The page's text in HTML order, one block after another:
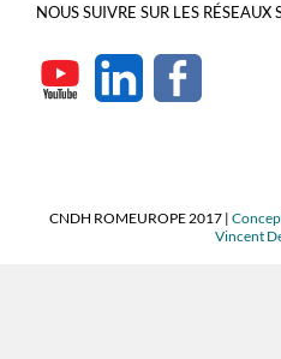
NOUS SUIVRE SUR LES RÉSEAUX
CNDH ROMEUROPE 2017 |
Vincent